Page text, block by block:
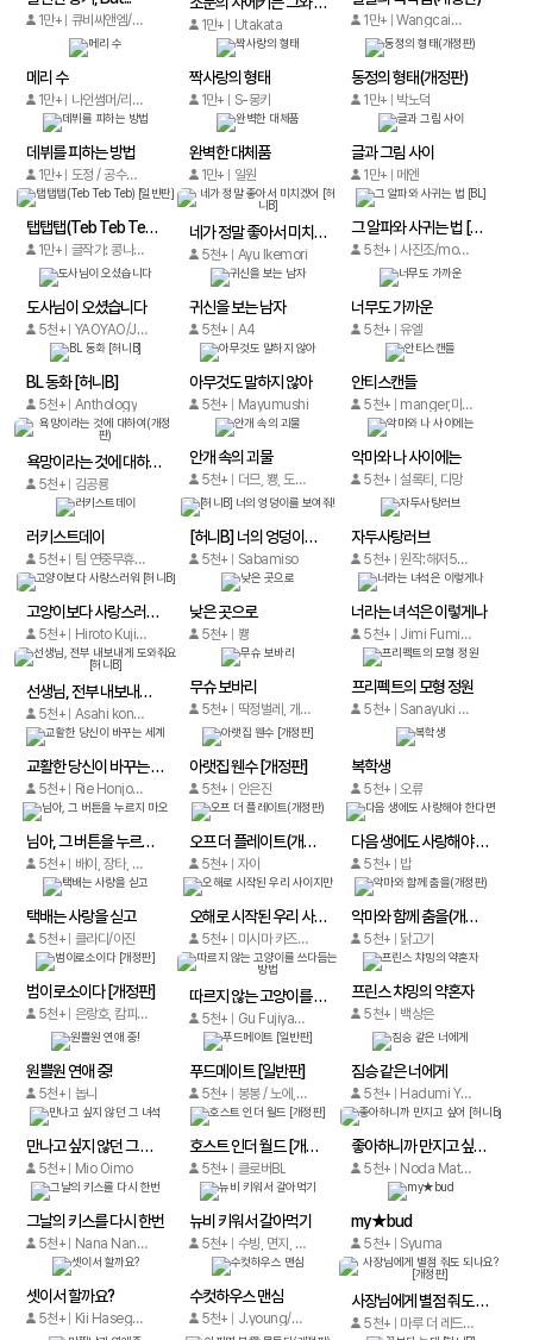
1만+ 큐비씨앤엠/Manman Comics 1만+ Utakata 1만+ Wangcaideju
메리 수
1만+ 나인썸머/리틀머드
짝사랑의 형태
1만+ S-몽키
동정의 형태(개정판)
1만+ 박노덕
데뷔를 피하는 방법
1만+ 도정 / 공수교대
완벽한 대체품
1만+ 일원
글과 그림 사이
1만+ 메엔
탭탭탭(Teb Teb Teb) [일반판]
1만+ 글작가: 콩나물 / 그림작가: 달걀
네가 정말 좋아서 미치겠어 [허니B]
5천+ Ayu Ikemori
그 알파와 사귀는 법 [BL]
5천+ 사진조/moxian comics
도사님이 오셨습니다
5천+ YAOYAO/Joyworks/V Bros team
귀신을 보는 남자
5천+ A4
너무도 가까운
5천+ 유엘
BL 동화 [허니B]
5천+ Anthology
아무것도 말하지 않아
5천+ Mayumushi
안티스캔들
5천+ manger,미스야투/위츠
욕망이라는 것에 대하여(개정판)
5천+ 김공룡
안개 속의 괴물
5천+ 더므, 뿅, 도해늘
악마와 나 사이에는
5천+ 설록티, 디망
러키스트데이
5천+ 팀 연중무휴지옥
[허니B] 너의 엉덩이를 보여줘!
5천+ Sabamiso
자두사탕러브
5천+ 원작:해저500M / 도몽, 윤동백
고양이보다 사랑스러워 [허니B]
5천+ Hiroto Kujirada
낮은 곳으로
5천+ 뿅
너라는 녀석은 이렇게나
5천+ Jimi Fumikawa
선생님, 전부 내보내게 도와줘요 [허니B]
5천+ Asahi kondou
무슈 보바리
5천+ 딱정벌레, 개락
프리펙트의 모형 정원
5천+ Sanayuki Sato
교활한 당신이 바꾸는 세계
5천+ Rie Honjoh (혼죠 리에)
아랫집 웬수 [개정판]
5천+ 안은진
복학생
5천+ 오류
님아, 그 버튼을 누르지 마오
5천+ 배이, 장타, 내츄럴향기
오프 더 플레이트(개정판)
5천+ 자이
다음 생에도 사랑해야 한다면
5천+ 밥
택배는 사랑을 싣고
5천+ 클라디/아진
오해로 시작된 우리 사이지만
5천+ 미시마 카즈히코
악마와 함께 춤을(개정판)
5천+ 닭고기
범이로소이다 [개정판]
5천+ 은랑호, 캄피트
따르지 않는 고양이를 쓰다듬는 방법
5천+ Gu Fujiyama (후지야마 구우)
프린스 챠밍의 약혼자
5천+ 백상은
원쁠원 연애 중!
5천+ 놉니
푸드메이트 [일반판]
5천+ 봉봉 / 노에,Min
짐승 같은 너에게
5천+ Hadumi Yuki
만나고 싶지 않던 그 녀석
5천+ Mio Oimo
호스트 인더 월드 [개정판]
5천+ 클로버BL
좋아하니까 만지고 싶어 [허니B]
5천+ Noda Matsumoto
그날의 키스를 다시 한번
5천+ Nana Nanato
뉴비 키워서 갈아먹기
5천+ 수빙, 면지, 백삼
my★bud
5천+ Syuma
셋이서 할까요?
5천+ Kii Hasegawa
수컷하우스 맨심
5천+ J.young/정아로
사장님에게 별점 줘도 되나요? [개정판]
5천+ 마루 더 레드, 오샤